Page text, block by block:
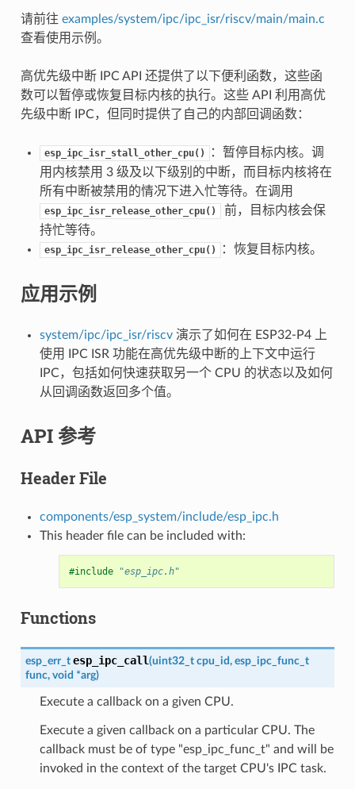
请前往 examples/system/ipc/ipc_isr/riscv/main/main.c
查看使用示例。
高优先级中断 IPC API 还提供了以下便利函数，这些函
数可以暂停或恢复目标内核的执行。这些 API 利用高优
先级中断 IPC，但同时提供了自己的内部回调函数：
esp_ipc_isr_stall_other_cpu()
：暂停目标内核。调
用内核禁用 3 级及以下级别的中断，而目标内核将在
所有中断被禁用的情况下进入忙等待。在调用
esp_ipc_isr_release_other_cpu()
前，目标内核会保
持忙等待。
esp_ipc_isr_release_other_cpu() ：恢复目标内核。
应用示例
system/ipc/ipc_isr/riscv演示了如何在 ESP32-P4 上
使用 IPC ISR 功能在高优先级中断的上下文中运行
IPC，包括如何快速获取另一个 CPU 的状态以及如何
从回调函数返回多个值。
API 参考
Header File
components/esp_system/include/esp_ipc.h
This header file can be included with:
#include "esp_ipc.h"
Functions
esp_err_t esp_ipc_call(uint32_t cpu_id, esp_ipc_func_t
func, void *arg)
Execute a callback on a given CPU.
Execute a given callback on a particular CPU. The
callback must be of type "esp_ipc_func_t" and will be
invoked in the context of the target CPU's IPC task.